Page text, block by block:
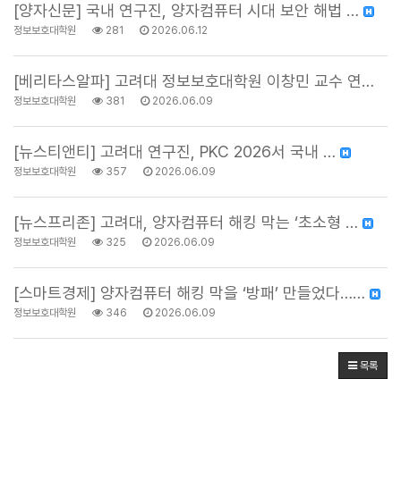
[양자신문] 국내 연구진, 양자컴퓨터 시대 보안 해법 …
정보보호대학원 281 2026.06.12
[베리타스알파] 고려대 정보보호대학원 이창민 교수 연구…
정보보호대학원 381 2026.06.09
[뉴스티앤티] 고려대 연구진, PKC 2026서 국내 …
정보보호대학원 357 2026.06.09
[뉴스프리존] 고려대, 양자컴퓨터 해킹 막는 ‘초소형 …
정보보호대학원 325 2026.06.09
[스마트경제] 양자컴퓨터 해킹 막을 ‘방패’ 만들었다……
정보보호대학원 346 2026.06.09
목록